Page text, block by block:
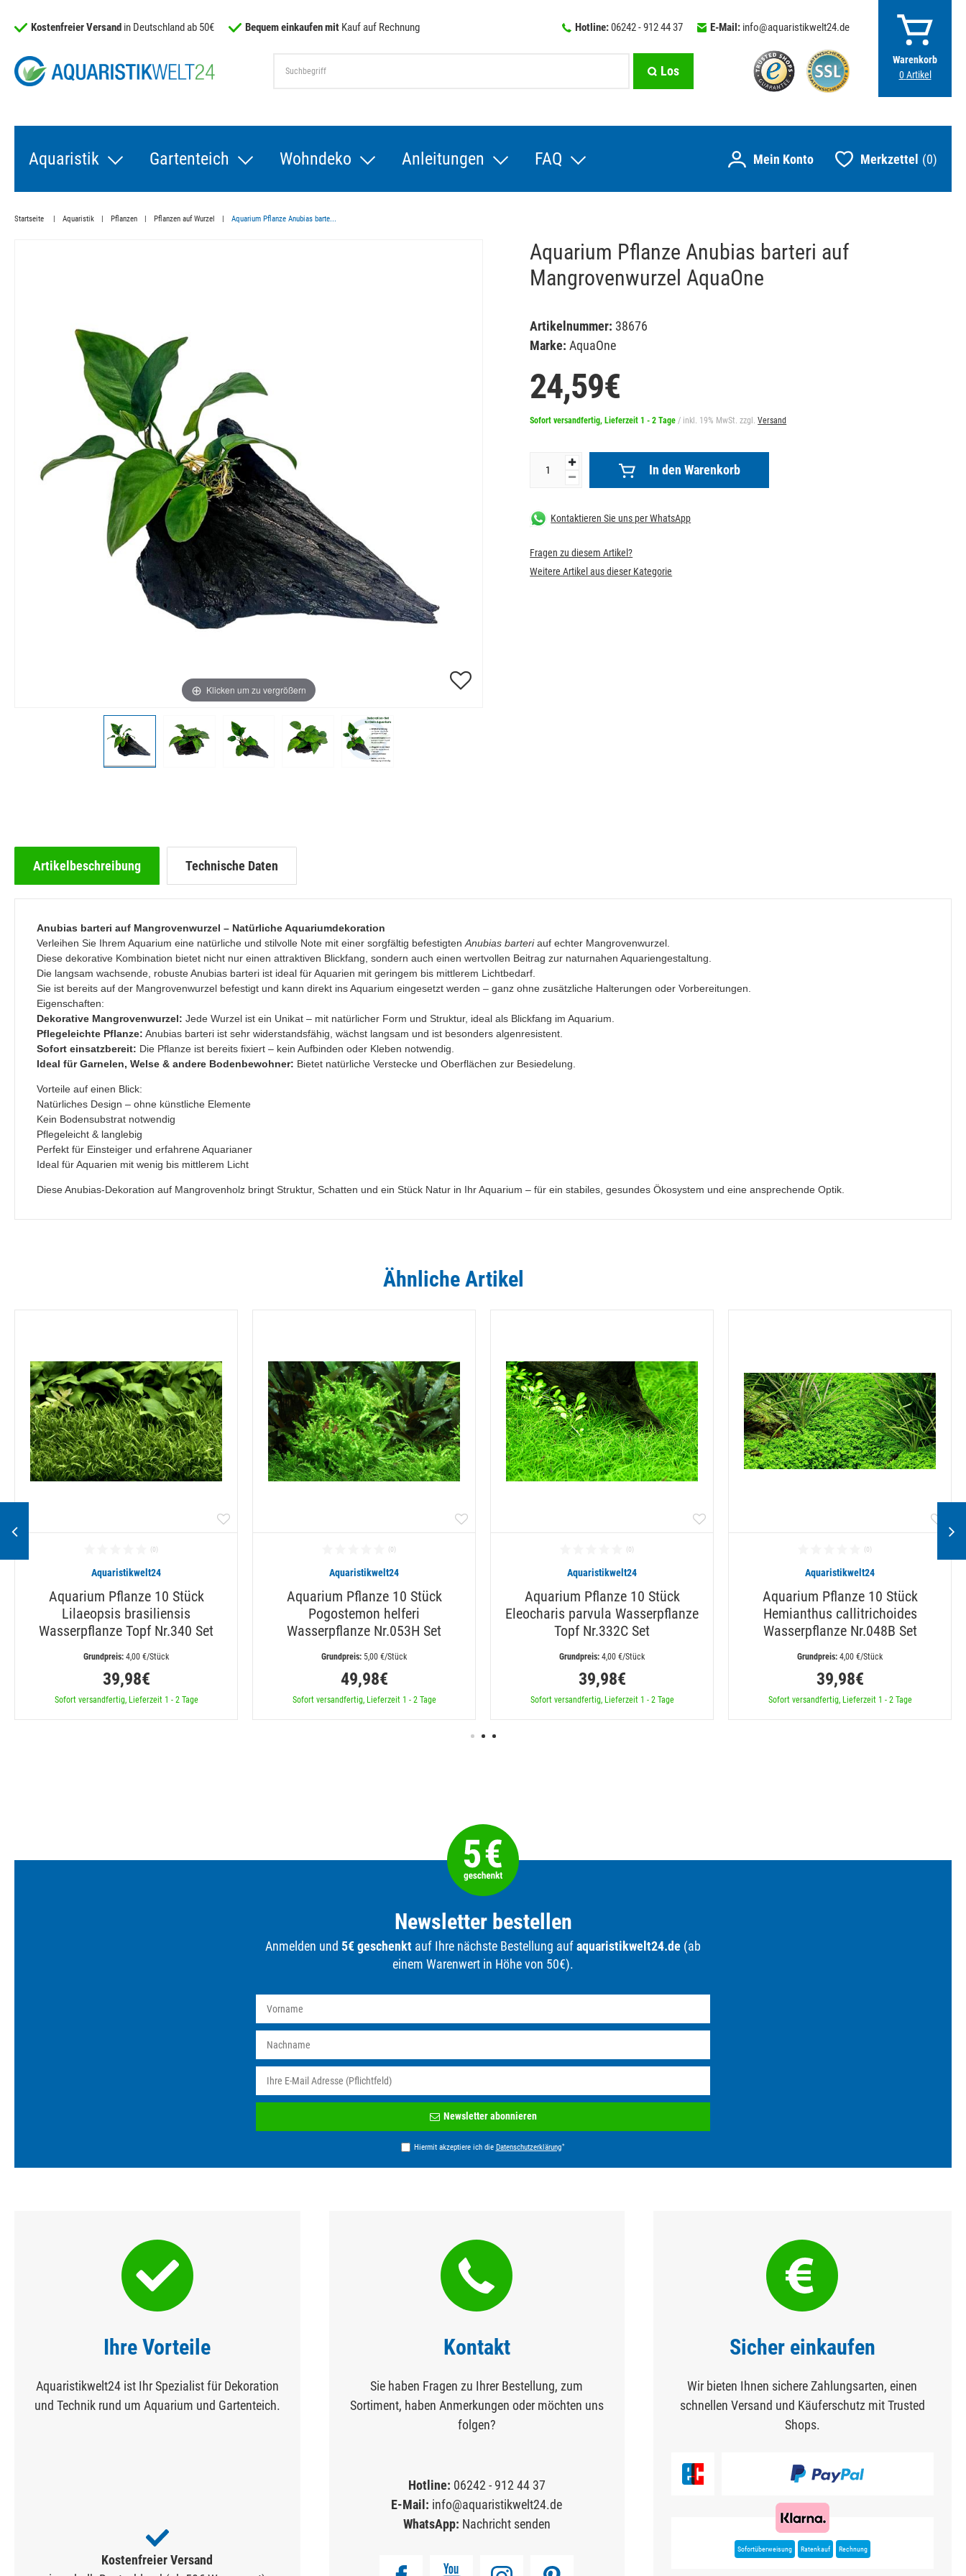
Warenkorb
0 Artikel
Kostenfreier Versand in Deutschland ab 50€ Bequem einkaufen mit Kauf auf Rechnung Hotline:06242 - 912 44 37 E-Mail: info@aquaristikwelt24.de
Los
Aquaristik Gartenteich Wohndeko Anleitungen FAQ Merkzettel 0
Startseite Aquaristik Pflanzen Pflanzen auf Wurzel Aquarium Pflanze Anubias barte...
Klicken um zu vergrößern
Aquarium Pflanze Anubias barteri auf
Mangrovenwurzel AquaOne
Artikelnummer: 38676
Marke: AquaOne
24,59€
Sofort versandfertig, Lieferzeit 1 - 2 Tage/ inkl. 19% MwSt. zzgl.Versand
In den Warenkorb
Kontaktieren Sie uns per WhatsApp
Fragen zu diesem Artikel?
Weitere Artikel aus dieser Kategorie
Artikelbeschreibung Technische Daten
Anubias barteri auf Mangrovenwurzel – Natürliche Aquariumdekoration
Verleihen Sie Ihrem Aquarium eine natürliche und stilvolle Note mit einer sorgfältig befestigten Anubias barteriauf echter Mangrovenwurzel.
Diese dekorative Kombination bietet nicht nur einen attraktiven Blickfang, sondern auch einen wertvollen Beitrag zur naturnahen Aquariengestaltung.
Die langsam wachsende, robuste Anubias barteri ist ideal für Aquarien mit geringem bis mittlerem Lichtbedarf.
Sie ist bereits auf der Mangrovenwurzel befestigt und kann direkt ins Aquarium eingesetzt werden – ganz ohne zusätzliche Halterungen oder Vorbereitungen.
Eigenschaften:
Dekorative Mangrovenwurzel: Jede Wurzel ist ein Unikat – mit natürlicher Form und Struktur, ideal als Blickfang im Aquarium.
Pflegeleichte Pflanze: Anubias barteri ist sehr widerstandsfähig, wächst langsam und ist besonders algenresistent.
Sofort einsatzbereit: Die Pflanze ist bereits fixiert – kein Aufbinden oder Kleben notwendig.
Ideal für Garnelen, Welse & andere Bodenbewohner: Bietet natürliche Verstecke und Oberflächen zur Besiedelung.
Vorteile auf einen Blick:
Natürliches Design – ohne künstliche Elemente
Kein Bodensubstrat notwendig
Pflegeleicht & langlebig
Perfekt für Einsteiger und erfahrene Aquarianer
Ideal für Aquarien mit wenig bis mittlerem Licht
Diese Anubias-Dekoration auf Mangrovenholz bringt Struktur, Schatten und ein Stück Natur in Ihr Aquarium – für ein stabiles, gesundes Ökosystem und eine ansprechende Optik.
Ähnliche Artikel
Aquaristikwelt24
Aquarium Pflanze 10 Stück
Lilaeopsis brasiliensis
Wasserpflanze Topf Nr.340 Set
4,00 €/Stück
39,98€
Sofort versandfertig, Lieferzeit 1 - 2 Tage
Aquaristikwelt24
Aquarium Pflanze 10 Stück
Pogostemon helferi
Wasserpflanze Nr.053H Set
5,00 €/Stück
49,98€
Sofort versandfertig, Lieferzeit 1 - 2 Tage
Aquaristikwelt24
Aquarium Pflanze 10 Stück
Eleocharis parvula Wasserpflanze
Topf Nr.332C Set
4,00 €/Stück
39,98€
Sofort versandfertig, Lieferzeit 1 - 2 Tage
Aquaristikwelt24
Aquarium Pflanze 10 Stück
Hemianthus callitrichoides
Wasserpflanze Nr.048B Set
4,00 €/Stück
39,98€
Sofort versandfertig, Lieferzeit 1 - 2 Tage
Newsletter bestellen
Anmelden und 5€ geschenkt auf Ihre nächste Bestellung aufaquaristikwelt24.de (ab
einem Warenwert in Höhe von 50€).
Newsletter abonnieren
Hiermit akzeptiere ich die Daten­schutz­erklärung*
Ihre Vorteile
Aquaristikwelt24 ist Ihr Spezialist für Dekoration
und Technik rund um Aquarium und Gartenteich.
Kostenfreier Versand
Kontakt
Sie haben Fragen zu Ihrer Bestellung, zum
Sortiment, haben Anmerkungen oder möchten uns
folgen?
Hotline: 06242 - 912 44 37
E-Mail: info@aquaristikwelt24.de
WhatsApp: Nachricht senden
Sicher einkaufen
Wir bieten Ihnen sichere Zahlungsarten, einen
schnellen Versand und Käuferschutz mit Trusted
Shops.
Sofortüberweisung Ratenkauf Rechnung